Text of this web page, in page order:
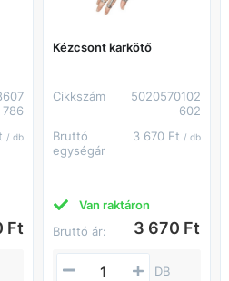
786
/ db
Ft
Kézcsont karkötő
Cikkszám
5020570102
602
Bruttó
egységár
3 670 Ft / db
Van raktáron
Bruttó ár:
3 670 Ft
DB